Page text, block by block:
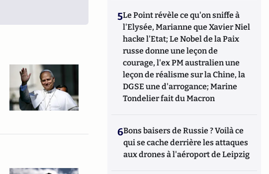
5Le Point révèle ce qu'on sniffe à
l'Elysée, Marianne que Xavier Niel
hacke l'Etat; Le Nobel de la Paix
russe donne une leçon de
courage, l'ex PM australien une
leçon de réalisme sur la Chine, la
DGSE une d'arrogance; Marine
Tondelier fait du Macron
6Bons baisers de Russie ? Voilà ce
qui se cache derrière les attaques
aux drones à l'aéroport de Leipzig